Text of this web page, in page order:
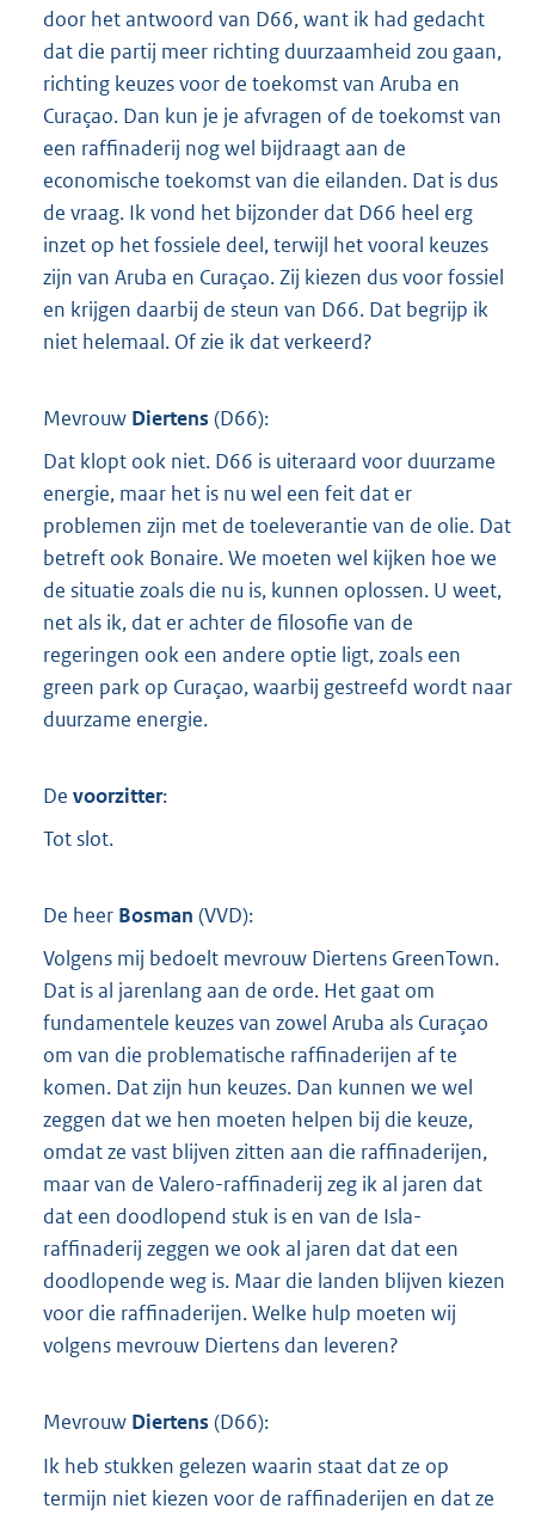
door het antwoord van D66, want ik had gedacht
dat die partij meer richting duurzaamheid zou gaan,
richting keuzes voor de toekomst van Aruba en
Curaçao. Dan kun je je afvragen of de toekomst van
een raffinaderij nog wel bijdraagt aan de
economische toekomst van die eilanden. Dat is dus
de vraag. Ik vond het bijzonder dat D66 heel erg
inzet op het fossiele deel, terwijl het vooral keuzes
zijn van Aruba en Curaçao. Zij kiezen dus voor fossiel
en krijgen daarbij de steun van D66. Dat begrijp ik
niet helemaal. Of zie ik dat verkeerd?
Mevrouw Diertens (D66):
Dat klopt ook niet. D66 is uiteraard voor duurzame
energie, maar het is nu wel een feit dat er
problemen zijn met de toeleverantie van de olie. Dat
betreft ook Bonaire. We moeten wel kijken hoe we
de situatie zoals die nu is, kunnen oplossen. U weet,
net als ik, dat er achter de filosofie van de
regeringen ook een andere optie ligt, zoals een
green park op Curaçao, waarbij gestreefd wordt naar
duurzame energie.
De voorzitter:
Tot slot.
De heer Bosman (VVD):
Volgens mij bedoelt mevrouw Diertens GreenTown.
Dat is al jarenlang aan de orde. Het gaat om
fundamentele keuzes van zowel Aruba als Curaçao
om van die problematische raffinaderijen af te
komen. Dat zijn hun keuzes. Dan kunnen we wel
zeggen dat we hen moeten helpen bij die keuze,
omdat ze vast blijven zitten aan die raffinaderijen,
maar van de Valero-raffinaderij zeg ik al jaren dat
dat een doodlopend stuk is en van de Isla-
raffinaderij zeggen we ook al jaren dat dat een
doodlopende weg is. Maar die landen blijven kiezen
voor die raffinaderijen. Welke hulp moeten wij
volgens mevrouw Diertens dan leveren?
Mevrouw Diertens (D66):
Ik heb stukken gelezen waarin staat dat ze op
termijn niet kiezen voor de raffinaderijen en dat ze